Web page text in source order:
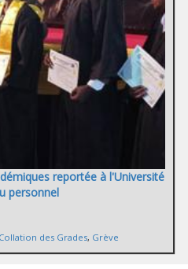
reportée à l'Université
personnel
Collation des Grades, Grève